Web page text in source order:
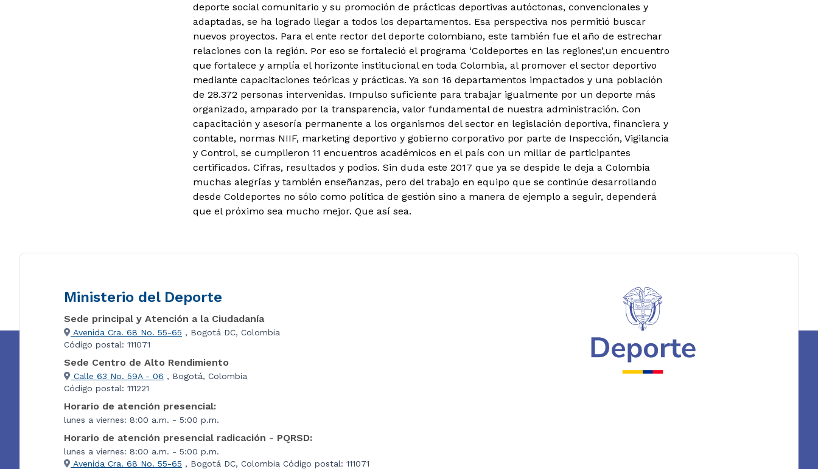
deporte social comunitario y su promoción de prácticas deportivas autóctonas, convencionales y
adaptadas, se ha logrado llegar a todos los departamentos. Esa perspectiva nos permitió buscar
nuevos proyectos. Para el ente rector del deporte colombiano, este también fue el año de estrechar
relaciones con la región. Por eso se fortaleció el programa ‘Coldeportes en las regiones’,un encuentro
que fortalece y amplía el horizonte institucional en toda Colombia, al promover el sector deportivo
mediante capacitaciones teóricas y prácticas. Ya son 16 departamentos impactados y una población
de 28.372 personas intervenidas. Impulso suficiente para trabajar igualmente por un deporte más
organizado, amparado por la transparencia, valor fundamental de nuestra administración. Con
capacitación y asesoría permanente a los organismos del sector en legislación deportiva, financiera y
contable, normas NIIF, marketing deportivo y gobierno corporativo por parte de Inspección, Vigilancia
y Control, se cumplieron 11 encuentros académicos en el país con un millar de participantes
certificados. Cifras, resultados y podios. Sin duda este 2017 que ya se despide le deja a Colombia
muchas alegrías y también enseñanzas, pero del trabajo en equipo que se continúe desarrollando
desde Coldeportes no sólo como política de gestión sino a manera de ejemplo a seguir, dependerá
que el próximo sea mucho mejor. Que así sea.
Ministerio del Deporte
Sede principal y Atención a la Ciudadanía
Avenida Cra. 68 No. 55-65 , Bogotá DC, Colombia
Código postal: 111071
Sede Centro de Alto Rendimiento
Calle 63 No. 59A - 06 , Bogotá, Colombia
Código postal: 111221
Horario de atención presencial:
lunes a viernes: 8:00 a.m. - 5:00 p.m.
Horario de atención presencial radicación - PQRSD:
lunes a viernes: 8:00 a.m. - 5:00 p.m.
Avenida Cra. 68 No. 55-65 , Bogotá DC, Colombia Código postal: 111071